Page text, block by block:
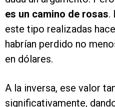
es un camino de rosas.
este tipo realizadas
habrían perdido no
en dólares.
A la inversa, ese valor
significativamente,